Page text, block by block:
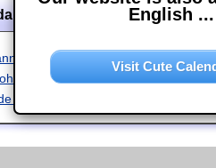
d'autres langues
Day
San Juan
English ...
Visit Cute